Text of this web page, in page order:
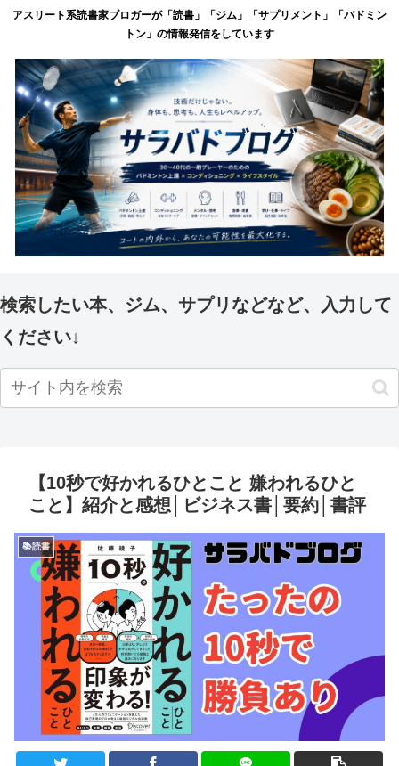
アスリート系読書家ブロガーが「読書」「ジム」「サプリメント」「バドミン
トン」の情報発信をしています
検索したい本、ジム、サプリなどなど、入力して
ください↓
【10秒で好かれるひとこと 嫌われるひと
こと】紹介と感想│ビジネス書│要約│書評
📚読書